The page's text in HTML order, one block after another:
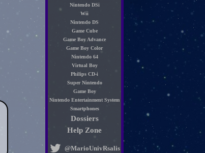
Nintendo DSi
Wii
Nintendo DS
Game Cube
Game Boy Advance
Game Boy Color
Nintendo 64
Virtual Boy
Philips CD-i
Super Nintendo
Game Boy
Nintendo Entertainment System
Smartphones
Dossiers
Help Zone
@MarioUnivRsalis